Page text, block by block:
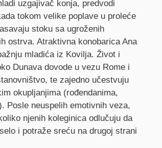
uzgajivač konja, predvodi
tokom velike poplave u proleće
stoku sa ugroženih
ostrva. Atraktivna konobarica Ana
mladića iz Kovilja. Život i
Dunava dovode u vezu Rome i
te zajedno učestvuju
okupljanjima (rođendanima,
Posle neuspelih emotivnih veza,
njenih koleginica odlučuju da
i potraže sreću na drugoj strani